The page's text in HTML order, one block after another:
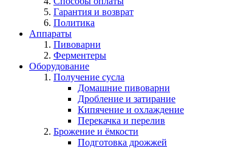
Гарантия и возврат
Политика
Аппараты
Пивоварни
Ферментеры
Оборудование
Получение сусла
Домашние пивоварни
Дробление и затирание
Кипячение и охлаждение
Перекачка и перелив
Брожение и ёмкости
Подготовка дрожжей